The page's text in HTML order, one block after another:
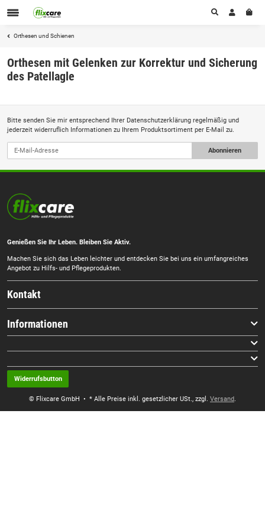
Orthesen und Schienen
Orthesen mit Gelenken zur Korrektur und Sicherung
des Patellagle
Bitte senden Sie mir entsprechend Ihrer Datenschutzerklärung regelmäßig und
jederzeit widerruflich Informationen zu Ihrem Produktsortiment per E-Mail zu.
Abonnieren
Genießen Sie Ihr Leben. Bleiben Sie Aktiv.
Machen Sie sich das Leben leichter und entdecken Sie bei uns ein umfangreiches
Angebot zu Hilfs- und Pflegeprodukten.
Kontakt
Informationen
Widerrufsbutton
© Flixcare GmbH • * Alle Preise inkl. gesetzlicher USt., zzgl. Versand.